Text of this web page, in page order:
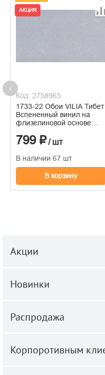
АКЦИЯ
Код: 2758965
1733-22 Обои VILIA Тибет
Вспененный винил на
флизелиновой основе
799 ₽/ шт
В наличии 67 шт
В корзину
Акции
Новинки
Распродажа
Корпоротивным